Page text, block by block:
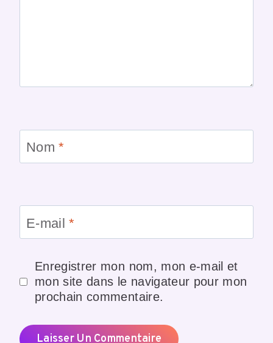
Nom*
E-mail*
Enregistrer mon nom, mon e-mail et
mon site dans le navigateur pour mon
prochain commentaire.